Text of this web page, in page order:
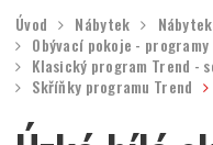
Úvod Nábytek
Obývací pokoje - programy
Klasický program Trend -
Skříňky programu Trend